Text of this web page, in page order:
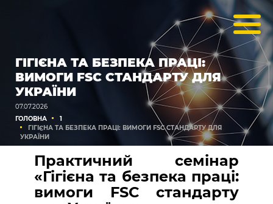
ГІГІЄНА ТА БЕЗПЕКА ПРАЦІ:
ВИМОГИ FSC СТАНДАРТУ ДЛЯ
УКРАЇНИ
07.07.2026
ГОЛОВНА
1
ГІГІЄНА ТА БЕЗПЕКА ПРАЦІ: ВИМОГИ FSC СТАНДАРТУ ДЛЯ
УКРАЇНИ
Практичний семінар
«Гігієна та безпека праці:
вимоги FSC стандарту